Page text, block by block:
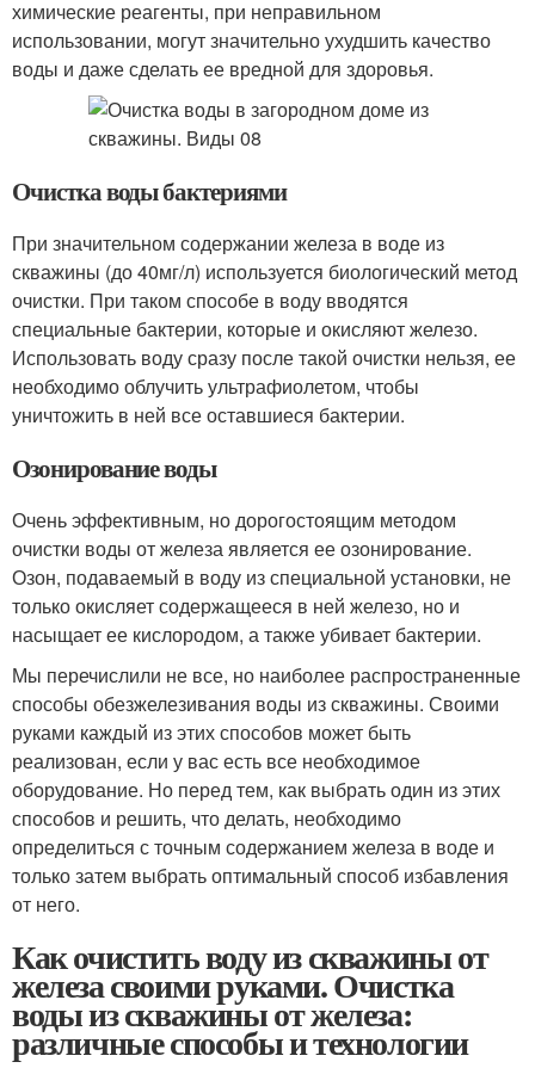
химические реагенты, при неправильном
использовании, могут значительно ухудшить качество
воды и даже сделать ее вредной для здоровья.
Очистка воды бактериями
При значительном содержании железа в воде из
скважины (до 40мг/л) используется биологический метод
очистки. При таком способе в воду вводятся
специальные бактерии, которые и окисляют железо.
Использовать воду сразу после такой очистки нельзя, ее
необходимо облучить ультрафиолетом, чтобы
уничтожить в ней все оставшиеся бактерии.
Озонирование воды
Очень эффективным, но дорогостоящим методом
очистки воды от железа является ее озонирование.
Озон, подаваемый в воду из специальной установки, не
только окисляет содержащееся в ней железо, но и
насыщает ее кислородом, а также убивает бактерии.
Мы перечислили не все, но наиболее распространенные
способы обезжелезивания воды из скважины. Своими
руками каждый из этих способов может быть
реализован, если у вас есть все необходимое
оборудование. Но перед тем, как выбрать один из этих
способов и решить, что делать, необходимо
определиться с точным содержанием железа в воде и
только затем выбрать оптимальный способ избавления
от него.
Как очистить воду из скважины от
железа своими руками. Очистка
воды из скважины от железа:
различные способы и технологии